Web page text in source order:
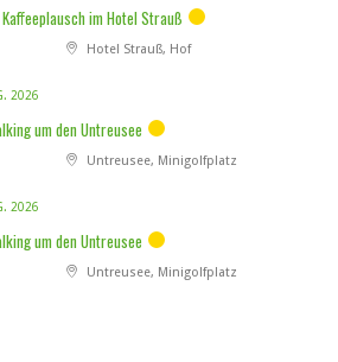
im Hotel Strauß
Hotel Strauß, Hof
2026
um den Untreusee
Untreusee, Minigolfplatz
2026
um den Untreusee
Untreusee, Minigolfplatz